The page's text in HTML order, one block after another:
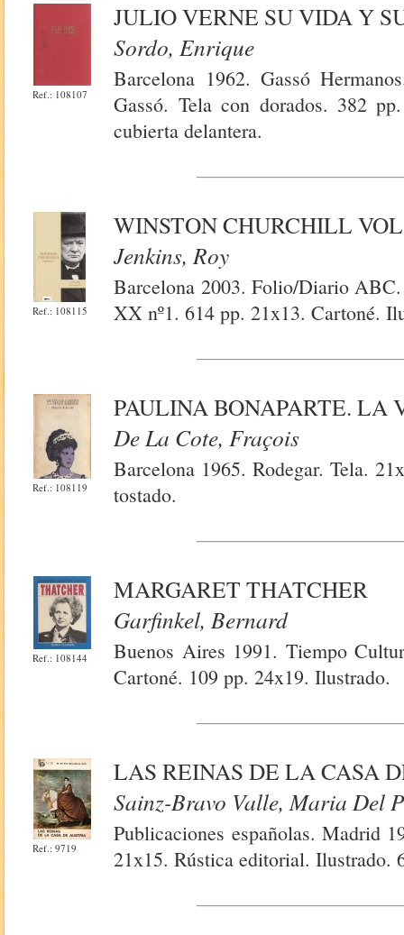
Ref.: 108107
JULIO VERNE SU VIDA Y
Sordo, Enrique
Barcelona 1962. Gassó
Gassó. Tela con dorados. 382
cubierta delantera.
Ref.: 108115
WINSTON CHURCHILL
Jenkins, Roy
Barcelona 2003. Folio/Diario
XX nº1. 614 pp. 21x13. Cartoné.
Ref.: 108119
PAULINA BONAPARTE. LA
De La Cote, Fraçois
Barcelona 1965. Rodegar. Tela.
tostado.
Ref.: 108144
MARGARET THATCHER
Garfinkel, Bernard
Buenos Aires 1991. Tiempo
Cartoné. 109 pp. 24x19. Ilustrado.
Ref.: 9719
LAS REINAS DE LA CASA
Sainz-Bravo Valle, Maria Del
Publicaciones españolas. Madrid
21x15. Rústica editorial. Ilustrado.